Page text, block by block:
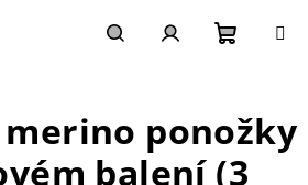
košík
ponožky
balení (3